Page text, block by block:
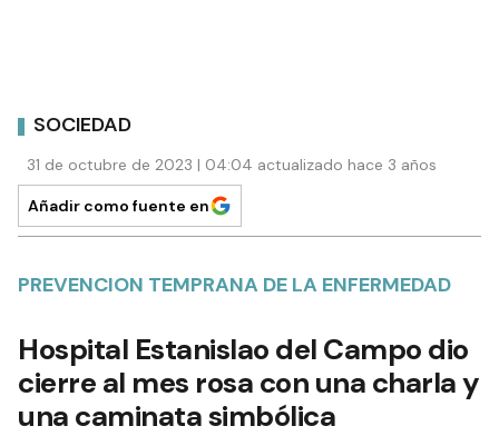
SOCIEDAD
31 de octubre de 2023 | 04:04 actualizado hace 3 años
Añadir como fuente en
PREVENCION TEMPRANA DE LA ENFERMEDAD
Hospital Estanislao del Campo dio
cierre al mes rosa con una charla y
una caminata simbólica